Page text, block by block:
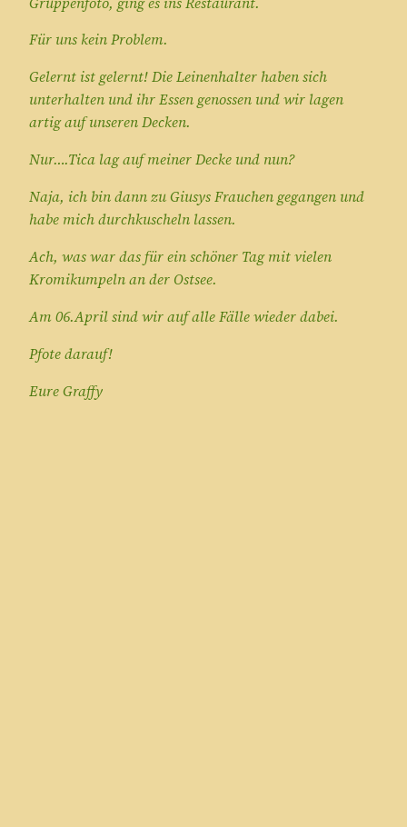
Für uns kein Problem.
Gelernt ist gelernt! Die Leinenhalter haben sich
unterhalten und ihr Essen genossen und wir lagen
artig auf unseren Decken.
Nur….Tica lag auf meiner Decke und nun?
Naja, ich bin dann zu Giusys Frauchen gegangen und
habe mich durchkuscheln lassen.
Ach, was war das für ein schöner Tag mit vielen
Kromikumpeln an der Ostsee.
Am 06.April sind wir auf alle Fälle wieder dabei.
Pfote darauf!
Eure Graffy